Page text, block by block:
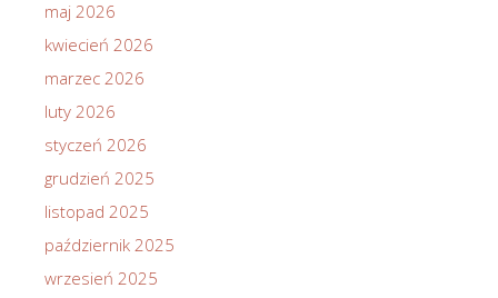
maj 2026
kwiecień 2026
marzec 2026
luty 2026
styczeń 2026
grudzień 2025
listopad 2025
październik 2025
wrzesień 2025